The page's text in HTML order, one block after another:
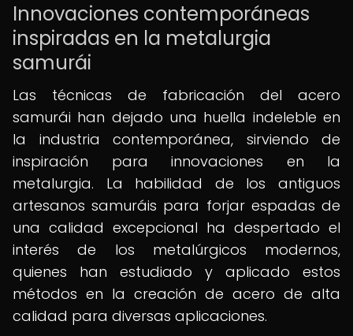
Innovaciones contemporáneas
inspiradas en la metalurgia
samurái
Las técnicas de fabricación del acero
samurái han dejado una huella indeleble en
la industria contemporánea, sirviendo de
inspiración para innovaciones en la
metalurgia. La habilidad de los antiguos
artesanos samuráis para forjar espadas de
una calidad excepcional ha despertado el
interés de los metalúrgicos modernos,
quienes han estudiado y aplicado estos
métodos en la creación de acero de alta
calidad para diversas aplicaciones.